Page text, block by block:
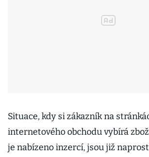
Situace, kdy si zákazník na
internetového obchodu vybírá
je nabízeno inzercí, jsou již